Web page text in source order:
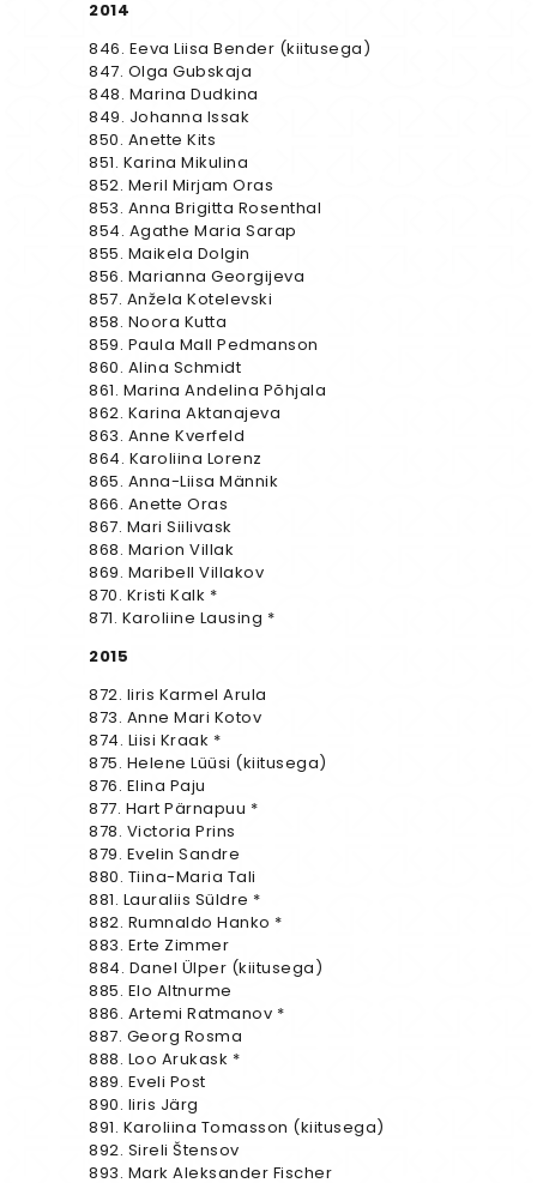
2014
846. Eeva Liisa Bender (kiitusega)
847. Olga Gubskaja
848. Marina Dudkina
849. Johanna Issak
850. Anette Kits
851. Karina Mikulina
852. Meril Mirjam Oras
853. Anna Brigitta Rosenthal
854. Agathe Maria Sarap
855. Maikela Dolgin
856. Marianna Georgijeva
857. Anžela Kotelevski
858. Noora Kutta
859. Paula Mall Pedmanson
860. Alina Schmidt
861. Marina Andelina Põhjala
862. Karina Aktanajeva
863. Anne Kverfeld
864. Karoliina Lorenz
865. Anna-Liisa Männik
866. Anette Oras
867. Mari Siilivask
868. Marion Villak
869. Maribell Villakov
870. Kristi Kalk *
871. Karoliine Lausing *
2015
872. Iiris Karmel Arula
873. Anne Mari Kotov
874. Liisi Kraak *
875. Helene Lüüsi (kiitusega)
876. Elina Paju
877. Hart Pärnapuu *
878. Victoria Prins
879. Evelin Sandre
880. Tiina-Maria Tali
881. Lauraliis Süldre *
882. Rumnaldo Hanko *
883. Erte Zimmer
884. Danel Ülper (kiitusega)
885. Elo Altnurme
886. Artemi Ratmanov *
887. Georg Rosma
888. Loo Arukask *
889. Eveli Post
890. Iiris Järg
891. Karoliina Tomasson (kiitusega)
892. Sireli Štensov
893. Mark Aleksander Fischer